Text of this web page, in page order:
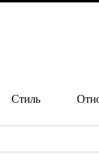
Стиль